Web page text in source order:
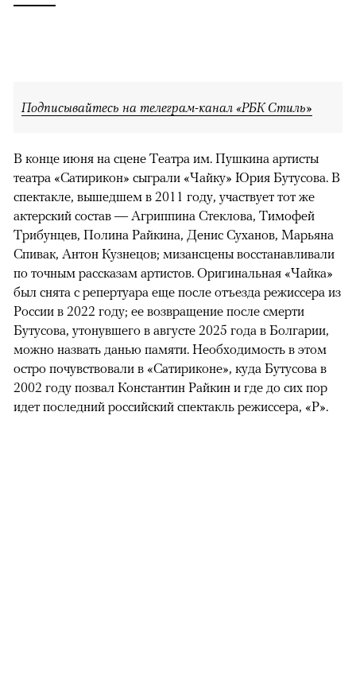
Подписывайтесь на телеграм-канал «РБК Стиль»
В конце июня на сцене Театра им. Пушкина артисты
театра «Сатирикон» сыграли «Чайку» Юрия Бутусова. В
спектакле, вышедшем в 2011 году, участвует тот же
актерский состав — Агриппина Стеклова, Тимофей
Трибунцев, Полина Райкина, Денис Суханов, Марьяна
Спивак, Антон Кузнецов; мизансцены восстанавливали
по точным рассказам артистов. Оригинальная «Чайка»
был снята с репертуара еще после отъезда режиссера из
России в 2022 году; ее возвращение после смерти
Бутусова, утонувшего в августе 2025 года в Болгарии,
можно назвать данью памяти. Необходимость в этом
остро почувствовали в «Сатириконе», куда Бутусова в
2002 году позвал Константин Райкин и где до сих пор
идет последний российский спектакль режиссера, «Р».